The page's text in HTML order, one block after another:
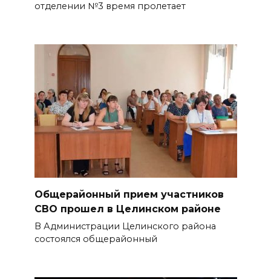
отделении №3 время пролетает
Общерайонный прием участников
СВО прошел в Целинском районе
В Администрации Целинского района
состоялся общерайонный